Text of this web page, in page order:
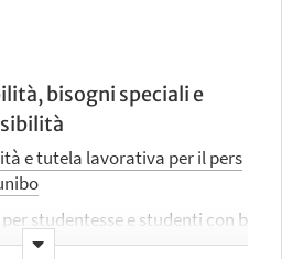
bisogni speciali e
e tutela lavorativa per il pers
studentesse e studenti con b